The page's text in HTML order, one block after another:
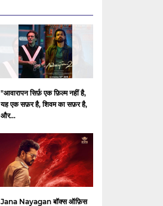
"आवारापन सिर्फ़ एक फ़िल्म नहीं है,
यह एक सफ़र है, शिवम का सफ़र है,
और...
Jana Nayagan बॉक्स ऑफ़िस